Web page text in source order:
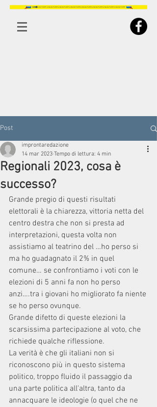
Post
Regionali 2023, cosa è
successo?
improntaredazione
14 mar 2023 Tempo di lettura: 4 min
Grande pregio di questi risultati
elettorali è la chiarezza, vittoria netta del
centro destra che non si presta ad
interpretazioni, questa volta non
assistiamo al teatrino del …ho perso si
ma ho guadagnato il 2% in quel
comune… se confrontiamo i voti con le
elezioni di 5 anni fa non ho perso
anzi….tra i giovani ho migliorato fa niente
se ho perso ovunque.
Grande difetto di queste elezioni la
scarsissima partecipazione al voto, che
richiede qualche riflessione.
La verità è che gli italiani non si
riconoscono più in questo sistema
politico, troppo fluido il passaggio da
una parte politica all'altra, tanto da
annacquare le ideologie (o quel che ne